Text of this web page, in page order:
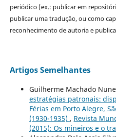
periódico (ex.: publicar em
publicar uma tradução, ou como
reconhecimento de autoria e
Artigos Semelhantes
Guilherme Machado
estratégias patronais:
Férias em Porto Alegre,
(1930-1935) , Revista
(2015): Os mineiros e o